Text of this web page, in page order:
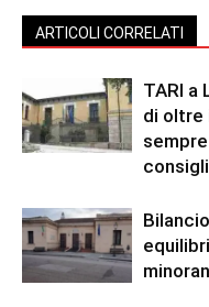
ARTICOLI CORRELATI
TARI a
di oltre